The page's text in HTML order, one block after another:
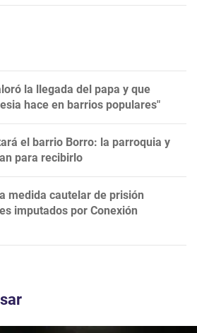
la llegada del papa y que
hace en barrios populares"
el barrio Borro: la parroquia y
para recibirlo
medida cautelar de prisión
imputados por Conexión